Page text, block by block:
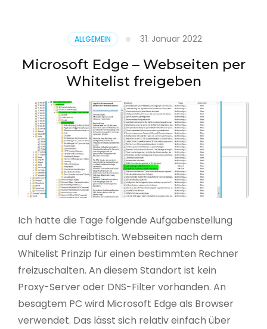
(UPN)
im
Active
Directory
ALLGEMEIN 31. Januar 2022
Microsoft Edge – Webseiten per
Whitelist freigeben
Ich hatte die Tage folgende Aufgabenstellung
auf dem Schreibtisch. Webseiten nach dem
Whitelist Prinzip für einen bestimmten Rechner
freizuschalten. An diesem Standort ist kein
Proxy-Server oder DNS-Filter vorhanden. An
besagtem PC wird Microsoft Edge als Browser
verwendet. Das lässt sich relativ einfach über